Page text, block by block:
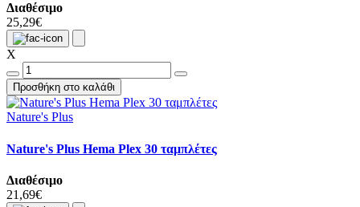
Διαθέσιμο
25,29€
X
Προσθήκη στο καλάθι
Nature's Plus
Nature's Plus Hema Plex 30 ταμπλέτες
Διαθέσιμο
21,69€